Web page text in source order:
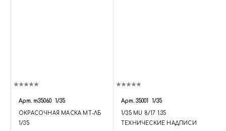
Арт. m35060 1/35
ОКРАСОЧНАЯ МАСКА МТ-ЛБ
1/35
Арт. 35001 1/35
1/35 MU 8/17 1.35
ТЕХНИЧЕСКИЕ НАДПИСИ